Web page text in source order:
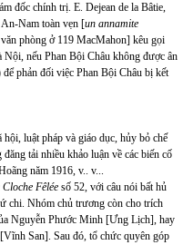
đốc chính trị. E. Dejean de la Bâtie,
Nam toàn vẹn [un annamite
phòng ở 119 MacMahon] kêu gọi
nếu Phan Bội Châu không được ân
để phản đối việc Phan Bội Châu bị kết
luật pháp và giáo dục, hủy bỏ chế
tải nhiều khảo luận về các biến cố
năm 1916, v.. v...
Fêlée số 52, với câu nói bất hủ
chi. Nhóm chủ trương còn cho trích
Nguyễn Phước Minh [Ưng Lịch], hay
San]. Sau đó, tổ chức quyên góp